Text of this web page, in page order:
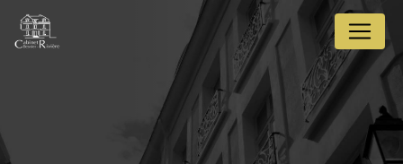
Panneau de gestion des cookies